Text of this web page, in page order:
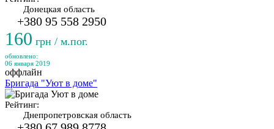
Донецкая область
+380 95 558 2950
160 грн / м.пог.
обновлено:
06 января 2019
оффлайн
Бригада "Уют в доме"
Рейтинг:
Днепропетровская область